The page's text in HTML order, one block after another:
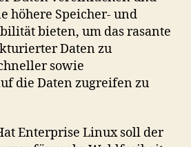
höhere Speicher- und
bieten, um das rasante
Daten zu
sowie
die Daten zugreifen zu
Enterprise Linux soll der